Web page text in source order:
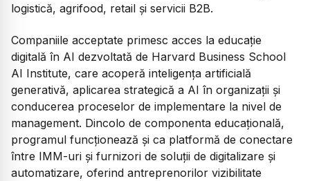
logistică, agrifood, retail și servicii B2B.
Companiile acceptate primesc acces la educație
digitală în AI dezvoltată de Harvard Business School
AI Institute, care acoperă inteligența artificială
generativă, aplicarea strategică a AI în organizații și
conducerea proceselor de implementare la nivel de
management. Dincolo de componenta educațională,
programul funcționează și ca platformă de conectare
între IMM-uri și furnizori de soluții de digitalizare și
automatizare, oferind antreprenorilor vizibilitate